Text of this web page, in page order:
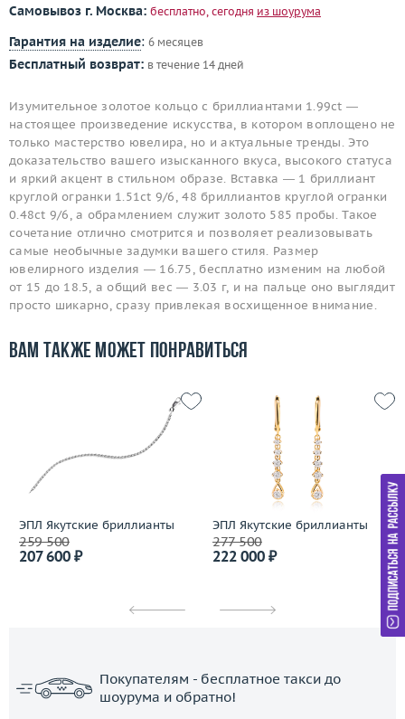
Самовывоз г. Москва: бесплатно, сегодня из шоурума
Гарантия на изделие: 6 месяцев
Бесплатный возврат: в течение 14 дней
Изумительное золотое кольцо с бриллиантами 1.99ct —
настоящее произведение искусства, в котором воплощено не
только мастерство ювелира, но и актуальные тренды. Это
доказательство вашего изысканного вкуса, высокого статуса
и яркий акцент в стильном образе. Вставка — 1 бриллиант
круглой огранки 1.51ct 9/6, 48 бриллиантов круглой огранки
0.48ct 9/6, а обрамлением служит золото 585 пробы. Такое
сочетание отлично смотрится и позволяет реализовывать
самые необычные задумки вашего стиля. Размер
ювелирного изделия — 16.75, бесплатно изменим на любой
от 15 до 18.5, а общий вес — 3.03 г, и на пальце оно выглядит
просто шикарно, сразу привлекая восхищенное внимание.
Вам также может понравиться
ЭПЛ Якутские бриллианты
259 500
207 600 ₽
ЭПЛ Якутские бриллианты
277 500
222 000 ₽
Покупателям - бесплатное такси до
шоурума и обратно!